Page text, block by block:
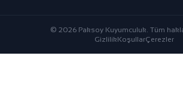
© 2026 Paksoy Kuyumculuk. Tüm
GizlilikKoşullarÇerezler